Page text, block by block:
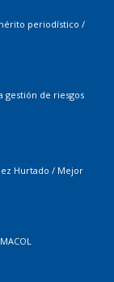
periodístico /
gestión de riesgos
Hurtado / Mejor